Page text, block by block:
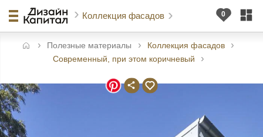
Коллекция фасадов
Полезные материалы
Коллекция фасадов
Современный, при этом коричневый